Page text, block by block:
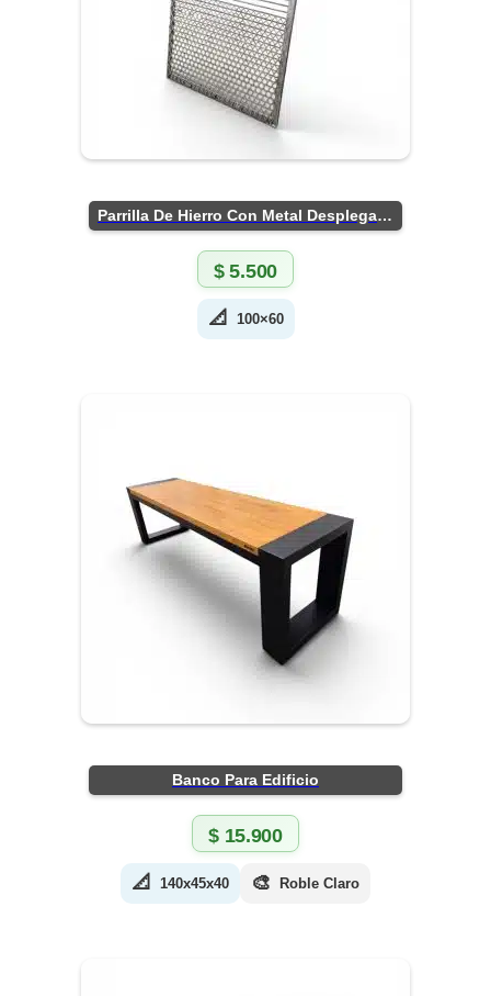
Parrilla De Hierro Con Metal Desplegado
$5.500
📐 100×60
Banco Para Edificio
$15.900
📐 140x45x40 🎨 Roble Claro